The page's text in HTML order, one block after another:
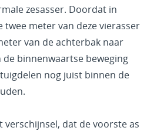
zesasser. Doordat in
meter van deze vierasser
van de achterbak naar
de binnenwaartse beweging
nog juist binnen de
verschijnsel, dat de voorste as